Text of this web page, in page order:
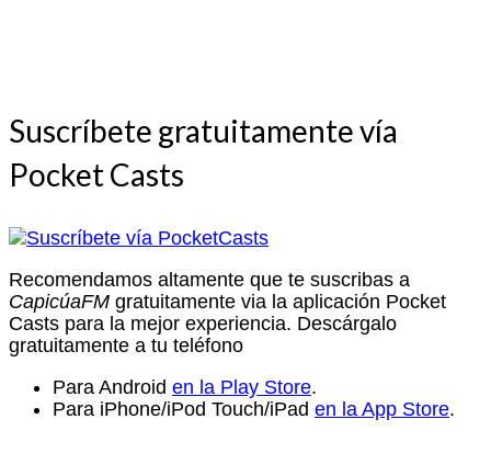
Suscríbete gratuitamente vía
Pocket Casts
Recomendamos altamente que te suscribas a
CapicúaFM gratuitamente via la aplicación Pocket
Casts para la mejor experiencia. Descárgalo
gratuitamente a tu teléfono
Para Android en la Play Store.
Para iPhone/iPod Touch/iPad en la App Store.